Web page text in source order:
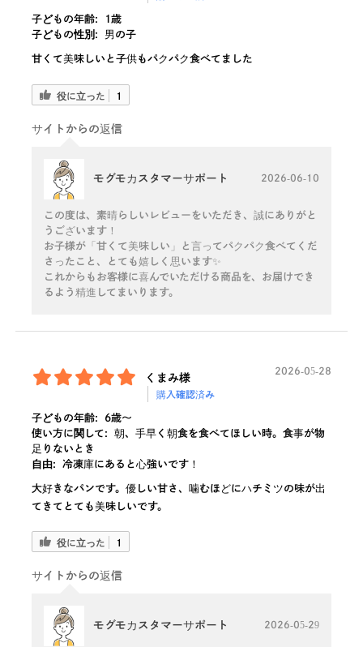
子どもの年齢:
1歳
子どもの性別:
男の子
甘くて美味しいと子供もパクパク食べてました
役に立った 1
サイトからの返信
モグモカスタマーサポート 2026-06-10
この度は、素晴らしいレビューをいただき、誠にありがと
うございます！
お子様が「甘くて美味しい」と言ってパクパク食べてくだ
さったこと、とても嬉しく思います✨
これからもお客様に喜んでいただける商品を、お届けでき
るよう精進してまいります。
くまみ様
購入確認済み
2026-05-28
子どもの年齢:
6歳〜
使い方に関して:
朝、手早く朝食を食べてほしい時。食事が物
足りないとき
自由:
冷凍庫にあると心強いです！
大好きなパンです。優しい甘さ、噛むほどにハチミツの味が出
てきてとても美味しいです。
役に立った 1
サイトからの返信
モグモカスタマーサポート 2026-05-29